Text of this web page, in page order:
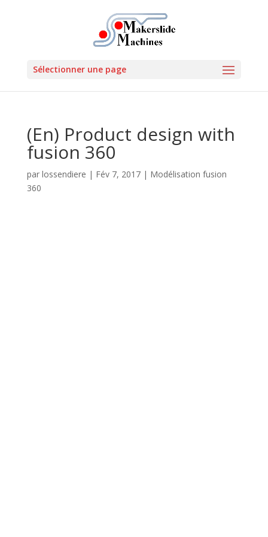
Sélectionner une page
(En) Product design with
fusion 360
par lossendiere | Fév 7, 2017| Modélisation fusion
360